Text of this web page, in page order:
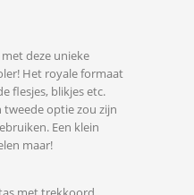
deze unieke
Het royale formaat
flesjes, blikjes etc.
tweede optie zou zijn
Een klein
maar!